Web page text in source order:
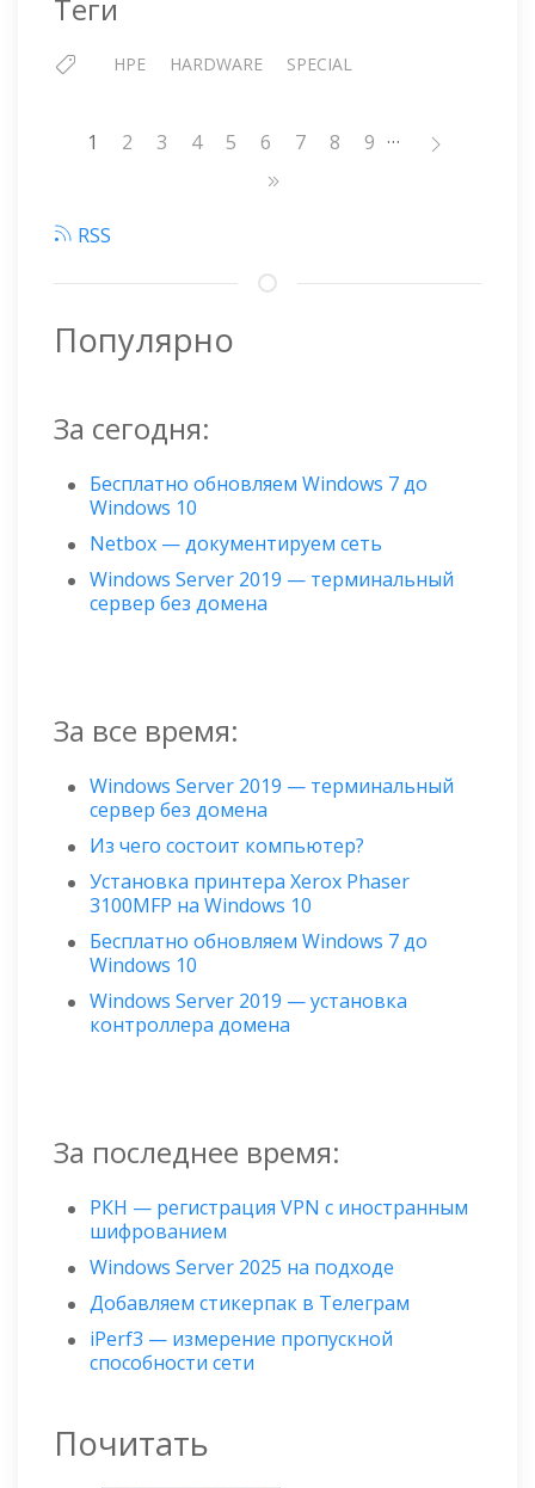
Теги
HPE HARDWARE SPECIAL
Нумерация
1 Страница
2 Страница
3 Страница
4 Страница
5 Страница
6 Страница
7 Страница
8 Страница
9 …
RSS
Популярно
За сегодня:
Бесплатно обновляем Windows 7 до
Windows 10
Netbox — документируем сеть
Windows Server 2019 — терминальный
сервер без домена
За все время:
Windows Server 2019 — терминальный
сервер без домена
Из чего состоит компьютер?
Установка принтера Xerox Phaser
3100MFP на Windows 10
Бесплатно обновляем Windows 7 до
Windows 10
Windows Server 2019 — установка
контроллера домена
За последнее время:
РКН — регистрация VPN с иностранным
шифрованием
Windows Server 2025 на подходе
Добавляем стикерпак в Телеграм
iPerf3 — измерение пропускной
способности сети
Почитать